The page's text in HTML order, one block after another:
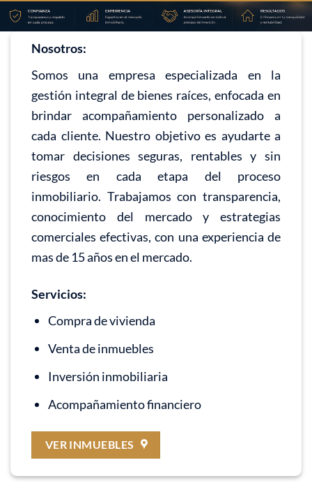
Nosotros:
Somos una empresa especializada en la
gestión integral de bienes raíces, enfocada en
brindar acompañamiento personalizado a
cada cliente. Nuestro objetivo es ayudarte a
tomar decisiones seguras, rentables y sin
riesgos en cada etapa del proceso
inmobiliario. Trabajamos con transparencia,
conocimiento del mercado y estrategias
comerciales efectivas, con una experiencia de
mas de 15 años en el mercado.
Servicios:
Compra de vivienda
Venta de inmuebles
Inversión inmobiliaria
Acompañamiento financiero
VER INMUEBLES